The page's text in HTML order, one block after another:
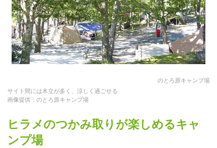
のとろ原キャンプ場
サイト間には木立が多く、涼しく過ごせる
画像提供：のとろ原キャンプ場
ヒラメのつかみ取りが楽しめるキャ
ンプ場